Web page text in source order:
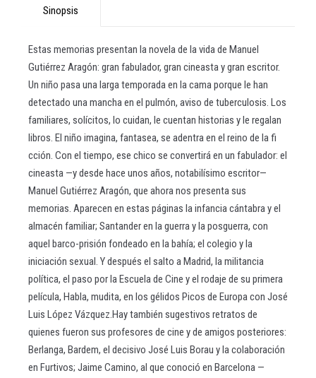
Sinopsis
Estas memorias presentan la novela de la vida de Manuel
Gutiérrez Aragón: gran fabulador, gran cineasta y gran escritor.
Un niño pasa una larga temporada en la cama porque le han
detectado una mancha en el pulmón, aviso de tuberculosis. Los
familiares, solícitos, lo cuidan, le cuentan historias y le regalan
libros. El niño imagina, fantasea, se adentra en el reino de la fi
cción. Con el tiempo, ese chico se convertirá en un fabulador: el
cineasta —y desde hace unos años, notabilísimo escritor—
Manuel Gutiérrez Aragón, que ahora nos presenta sus
memorias. Aparecen en estas páginas la infancia cántabra y el
almacén familiar; Santander en la guerra y la posguerra, con
aquel barco-prisión fondeado en la bahía; el colegio y la
iniciación sexual. Y después el salto a Madrid, la militancia
política, el paso por la Escuela de Cine y el rodaje de su primera
película, Habla, mudita, en los gélidos Picos de Europa con José
Luis López Vázquez.Hay también sugestivos retratos de
quienes fueron sus profesores de cine y de amigos posteriores:
Berlanga, Bardem, el decisivo José Luis Borau y la colaboración
en Furtivos; Jaime Camino, al que conoció en Barcelona —